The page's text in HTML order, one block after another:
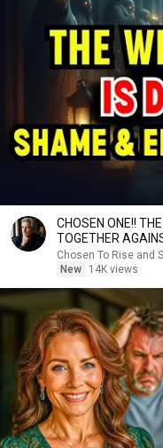
CHOSEN ONE!!
TOGETHER
FAILED MISERABLY
Chosen To Rise and
New
14K views